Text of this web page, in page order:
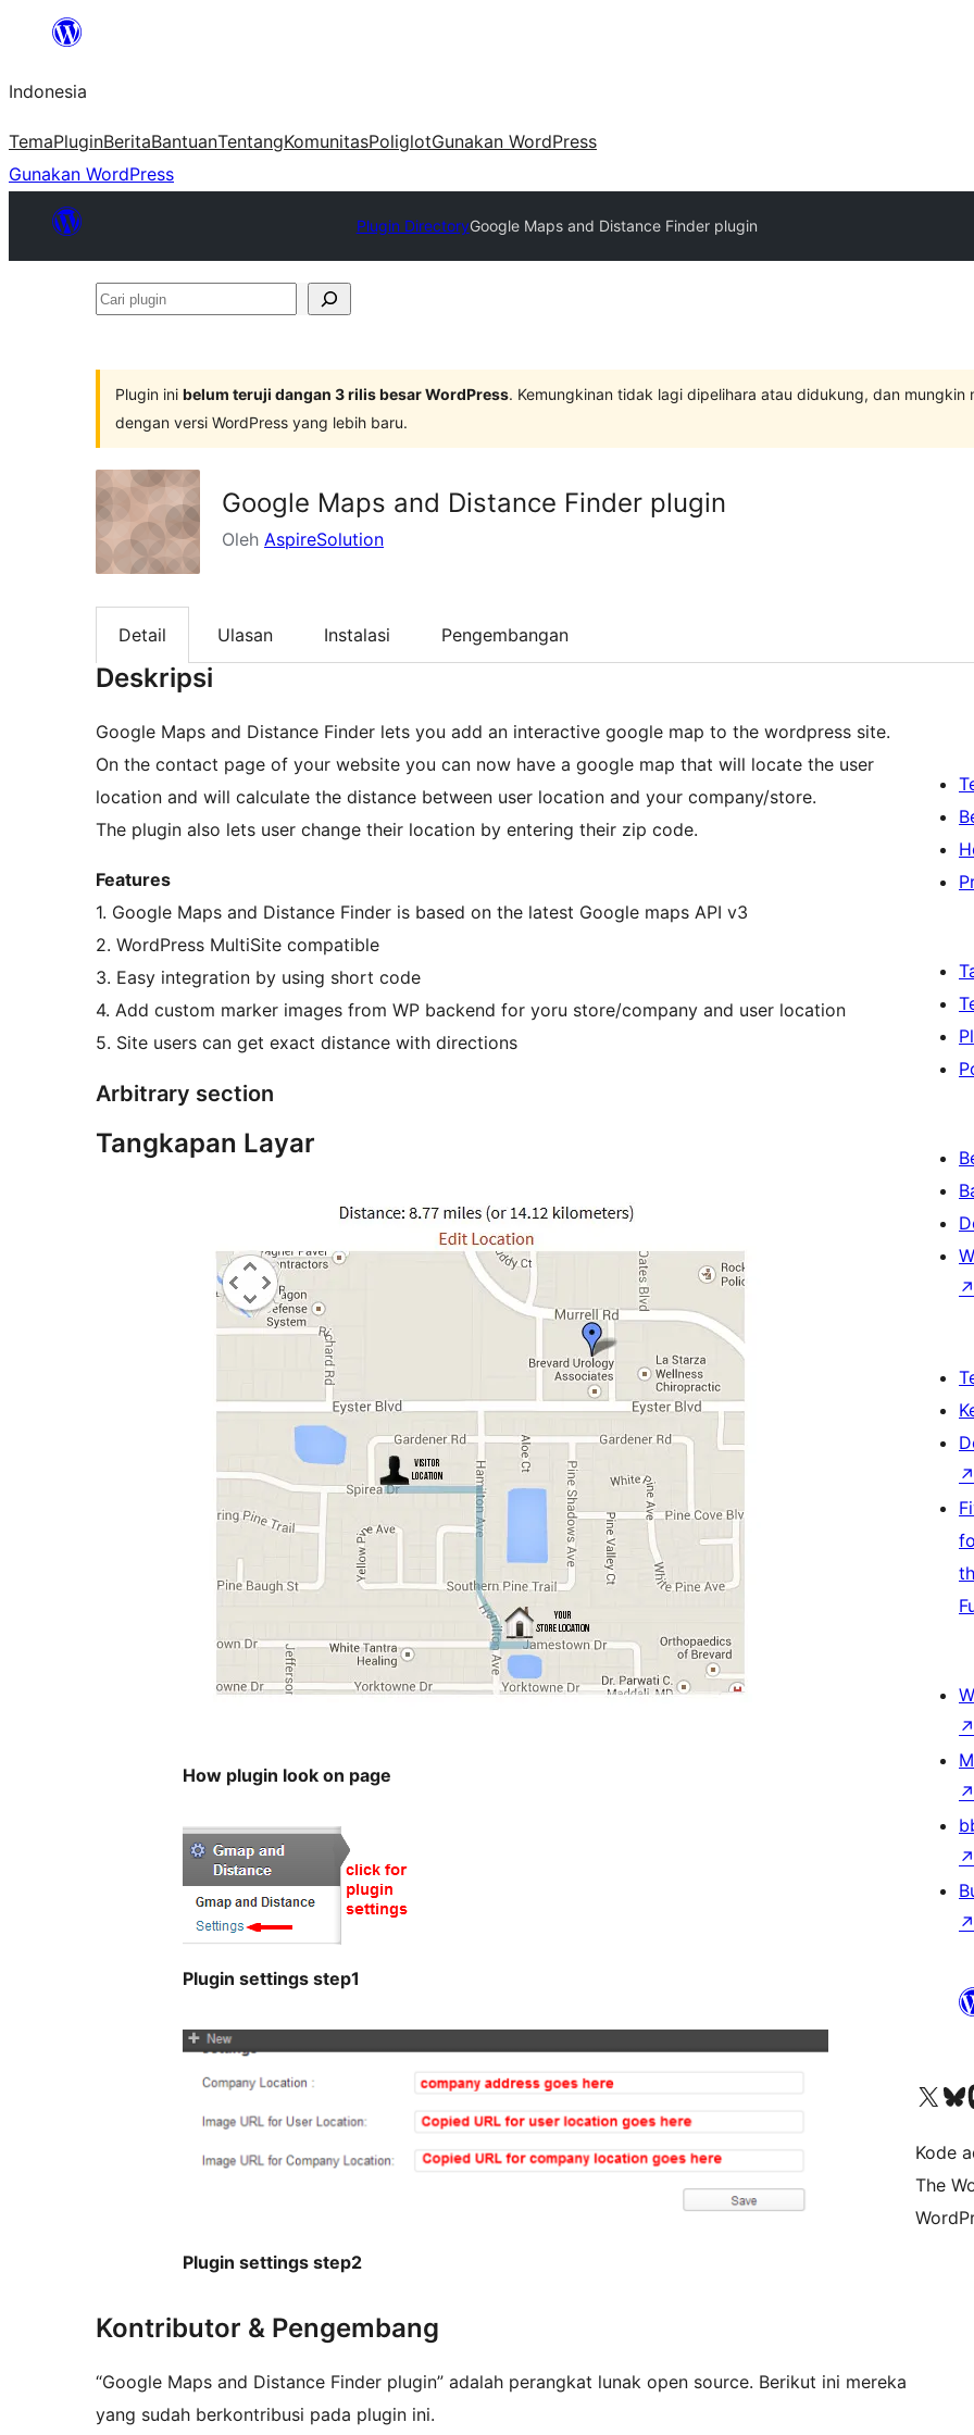
Lewati
konten
Indonesia
TemaPluginBeritaBantuanTentangKomunitasPoliglotGunakan WordPress
Gunakan WordPress
Plugin DirectoryGoogle Maps and Distance Finder plugin
Cari
Plugin ini belum teruji dangan 3 rilis besar WordPress. Kemungkinan tidak lagi dipelihara atau didukung, dan
dengan versi WordPress yang lebih baru.
Google Maps and Distance Finder plugin
Oleh AspireSolution
Detail Ulasan Instalasi Pengembangan
Deskripsi
Google Maps and Distance Finder lets you add an interactive google map to the wordpress site.
On the contact page of your website you can now have a google map that will locate the user
location and will calculate the distance between user location and your company/store.
The plugin also lets user change their location by entering their zip code.
Features
1. Google Maps and Distance Finder is based on the latest Google maps API v3
2. WordPress MultiSite compatible
3. Easy integration by using short code
4. Add custom marker images from WP backend for yoru store/company and user location
5. Site users can get exact distance with directions
Arbitrary section
Tangkapan Layar
How plugin look on page
Plugin settings step1
Plugin settings step2
Kontributor & Pengembang
“Google Maps and Distance Finder plugin” adalah perangkat lunak open source. Berikut ini mereka
yang sudah berkontribusi pada plugin ini.
↗
↗
↗
↗
↗
↗
Kunjungi akun X (sebelumnya Twitter) kami
Visit
Kode
The